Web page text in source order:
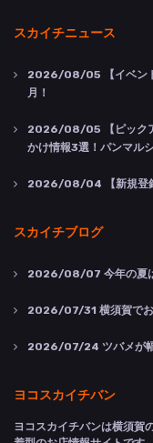
スカイチニュース
2026/08/05 【イベ
月！
2026/08/05 【ピッ
かけ情報3選！パンマル
2026/08/04 【新規
スカイチブログ
2026/08/07 今年の夏
2026/07/31 横須賀で
2026/07/24 ツバメが
ヨコスカイチバン
ヨコスカイチバンは横須賀